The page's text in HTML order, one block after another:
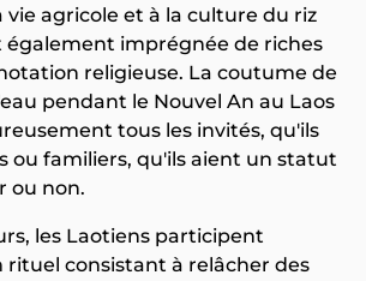
vie agricole et à la culture du riz
également imprégnée de riches
religieuse. La coutume de
pendant le Nouvel An au Laos
tous les invités, qu'ils
ou familiers, qu'ils aient un statut
ou non.
les Laotiens participent
rituel consistant à relâcher des